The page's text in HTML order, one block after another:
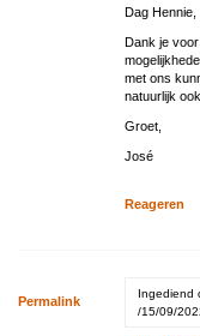
Dag Hennie,
Dank je
met ons
natuurlijk
Groet,
José
Reageren
Permalink
Ingediend
/15/09/